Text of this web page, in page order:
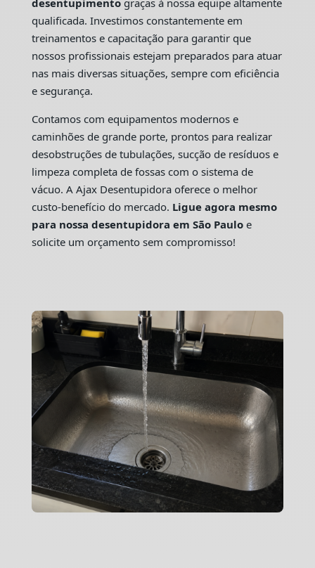
qualificada. Investimos constantemente em
treinamentos e capacitação para garantir que
nossos profissionais estejam preparados para atuar
nas mais diversas situações, sempre com eficiência
e segurança.
Contamos com equipamentos modernos e
caminhões de grande porte, prontos para realizar
desobstruções de tubulações, sucção de resíduos e
limpeza completa de fossas com o sistema de
vácuo. A Ajax Desentupidora oferece o melhor
custo-benefício do mercado. Ligue agora mesmo
para nossa desentupidora em São Pauloe
solicite um orçamento sem compromisso!